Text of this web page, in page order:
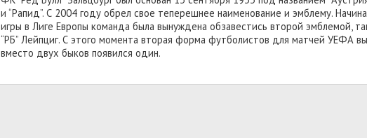
и “Рапид”. С 2004 году обрел свое теперешнее наименование и эмблему.
игры в Лиге Европы команда была вынуждена обзавестись второй эмблемой,
“РБ” Лейпциг. С этого момента вторая форма футболистов для матчей УЕФА
вместо двух быков появился один.